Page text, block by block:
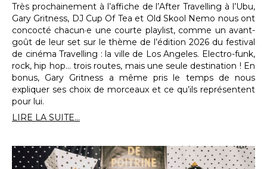
Très prochainement à l’affiche de l’After Travelling à l’Ubu,
Gary Gritness, DJ Cup Of Tea et Old Skool Nemo nous ont
concocté chacun·e une courte playlist, comme un avant-
goût de leur set sur le thème de l’édition 2026 du festival
de cinéma Travelling : la ville de Los Angeles. Electro-funk,
rock, hip hop… trois routes, mais une seule destination ! En
bonus, Gary Gritness a même pris le temps de nous
expliquer ses choix de morceaux et ce qu’ils représentent
pour lui.
LIRE LA SUITE...